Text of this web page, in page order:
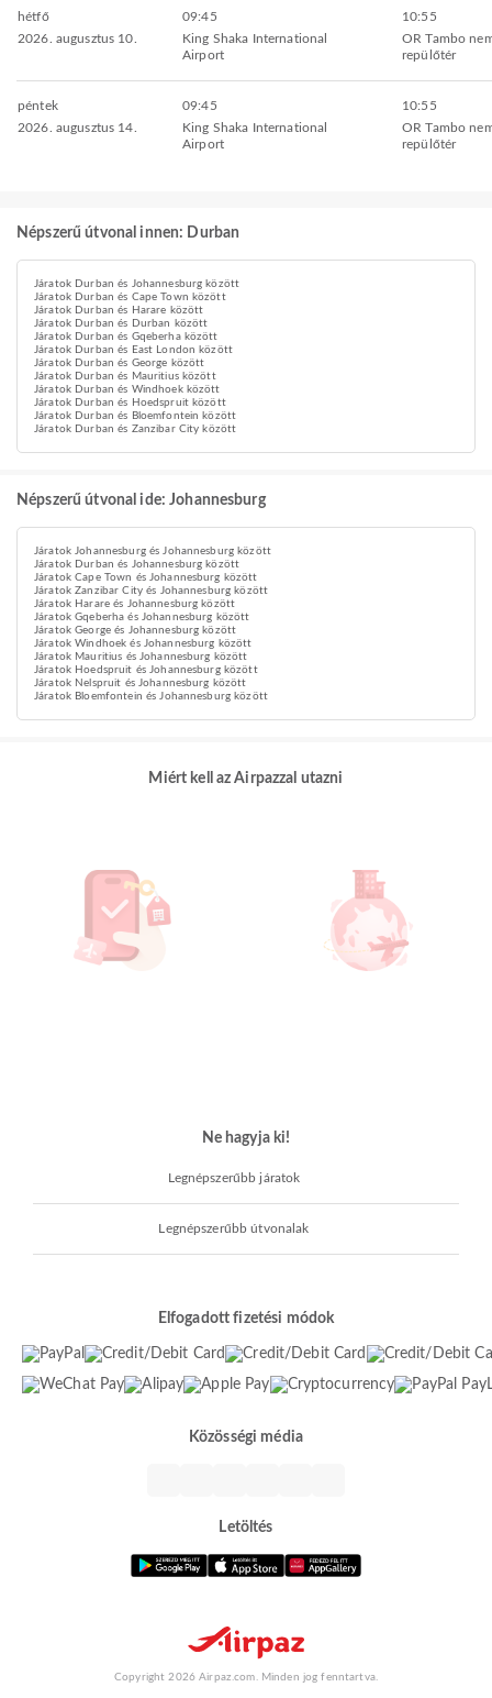
hétfő
2026. augusztus 10.
09:45
King Shaka International
Airport
10:55
OR Tambo
repülőtér
péntek
2026. augusztus 14.
09:45
King Shaka International
Airport
10:55
OR Tambo
repülőtér
Népszerű útvonal innen: Durban
Járatok Durban és Johannesburg között
Járatok Durban és Cape Town között
Járatok Durban és Harare között
Járatok Durban és Durban között
Járatok Durban és Gqeberha között
Járatok Durban és East London között
Járatok Durban és George között
Járatok Durban és Mauritius között
Járatok Durban és Windhoek között
Járatok Durban és Hoedspruit között
Járatok Durban és Bloemfontein között
Járatok Durban és Zanzibar City között
Népszerű útvonal ide: Johannesburg
Járatok Johannesburg és Johannesburg között
Járatok Durban és Johannesburg között
Járatok Cape Town és Johannesburg között
Járatok Zanzibar City és Johannesburg között
Járatok Harare és Johannesburg között
Járatok Gqeberha és Johannesburg között
Járatok George és Johannesburg között
Járatok Windhoek és Johannesburg között
Járatok Mauritius és Johannesburg között
Járatok Hoedspruit és Johannesburg között
Járatok Nelspruit és Johannesburg között
Járatok Bloemfontein és Johannesburg között
Miért kell az Airpazzal utazni
Ne hagyja ki!
Legnépszerűbb járatok
Legnépszerűbb útvonalak
Elfogadott fizetési módok
Közösségi média
Letöltés
Copyright 2026 Airpaz.com. Minden jog fenntartva.